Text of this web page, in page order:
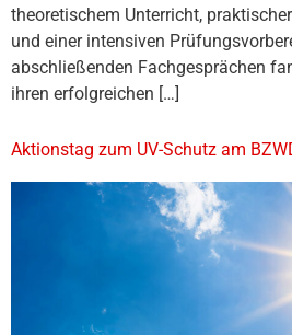
theoretischem Unterricht,
und einer intensiven
abschließenden Fachgesprächen
ihren erfolgreichen […]
Aktionstag zum UV-Schutz am